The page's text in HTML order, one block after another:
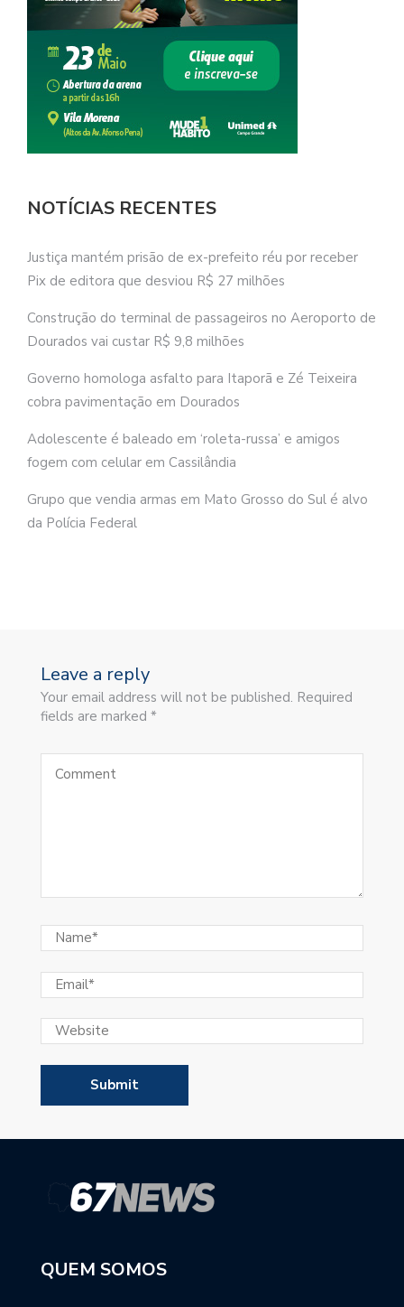
NOTÍCIAS RECENTES
Justiça mantém prisão de ex-prefeito réu por receber
Pix de editora que desviou R$ 27 milhões
Construção do terminal de passageiros no Aeroporto de
Dourados vai custar R$ 9,8 milhões
Governo homologa asfalto para Itaporã e Zé Teixeira
cobra pavimentação em Dourados
Adolescente é baleado em ‘roleta-russa’ e amigos
fogem com celular em Cassilândia
Grupo que vendia armas em Mato Grosso do Sul é alvo
da Polícia Federal
Leave a reply
Your email address will not be published. Required
fields are marked *
QUEM SOMOS